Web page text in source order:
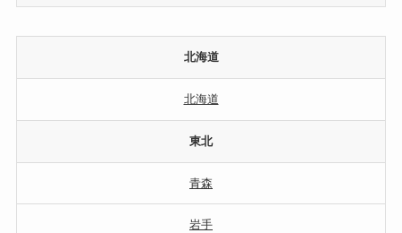
北海道
北海道
東北
青森
岩手